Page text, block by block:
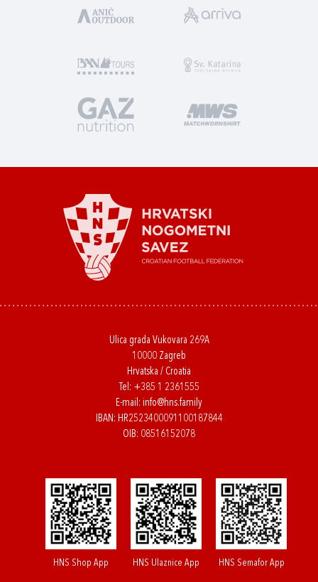
Ulica grada Vukovara 269A
10000 Zagreb
Hrvatska / Croatia
Tel: +385 1 2361555
E-mail: info@hns.family
IBAN: HR2523400091100187844
OIB: 08516152078
HNS Shop App HNS Ulaznice App HNS Semafor App